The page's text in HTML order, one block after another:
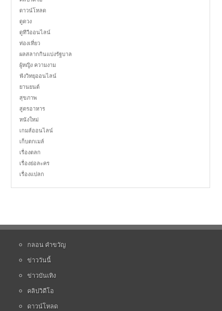
ดาวน์โหลด
ดูดวง
ดูทีวีออนไลน์
ท่องเที่ยว
ผลสลากกินแบ่งรัฐบาล
ผู้หญิง ความงาม
ฟังวิทยุออนไลน์
ยานยนต์
สุขภาพ
สูตรอาหาร
หนังใหม่
เกมส์ออนไลน์
เก็บตกเมล์
เรื่องตลก
เรื่องย่อละคร
เรื่องแปลก
กลอน คำขวัญ
ข่าววันนี้
ข่าวบันเทิง
คลิปวิดีโอ
ดาวน์โหลด